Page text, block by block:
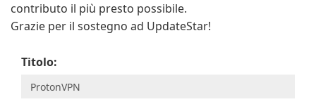
contributo il più presto possibile.
Grazie per il sostegno ad UpdateStar!
Titolo: